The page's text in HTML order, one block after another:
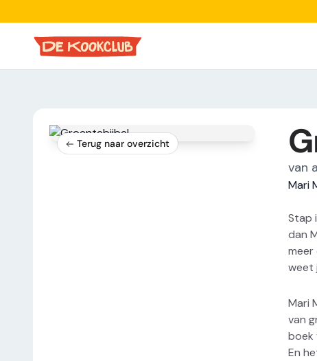
Terug naar overzicht
van
Mari
Stap
dan
meer
weet
Mari
van
boek
En